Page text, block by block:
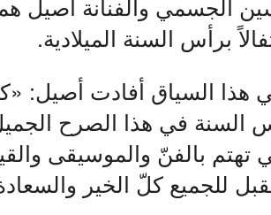
برأس السنة الميلادية.
هذا السياق أفادت أصيل:
السنة في هذا الصرح
تهتم بالفنّ والموسيقى
للجميع كلّ الخير